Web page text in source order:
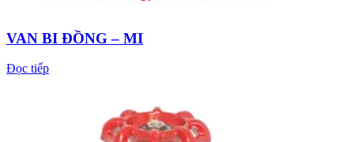
VAN BI ĐỒNG – MI
Đọc tiếp